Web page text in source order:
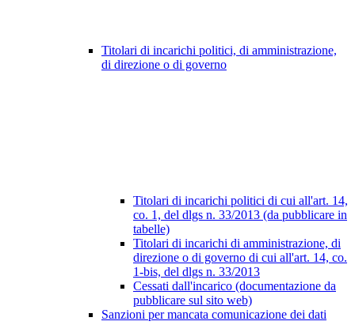
Titolari di incarichi politici, di amministrazione,
di direzione o di governo
Titolari di incarichi politici di cui all'art. 14,
co. 1, del dlgs n. 33/2013 (da pubblicare in
tabelle)
Titolari di incarichi di amministrazione, di
direzione o di governo di cui all'art. 14, co.
1-bis, del dlgs n. 33/2013
Cessati dall'incarico (documentazione da
pubblicare sul sito web)
Sanzioni per mancata comunicazione dei dati